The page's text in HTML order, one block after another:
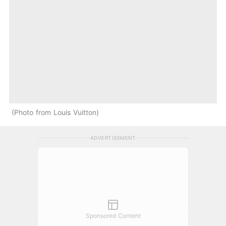
Photo from Louis Vuitton
ADVERTISEMENT
Sponsored Content